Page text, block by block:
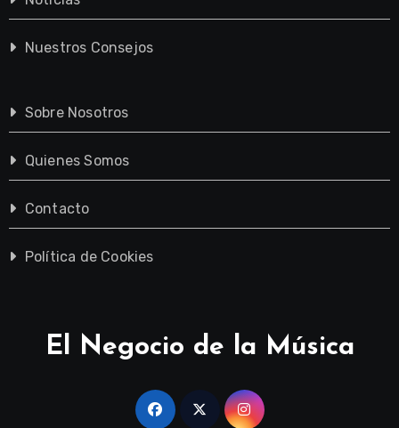
Nuestros Consejos
Sobre Nosotros
Quienes Somos
Contacto
Política de Cookies
El Negocio de la Música